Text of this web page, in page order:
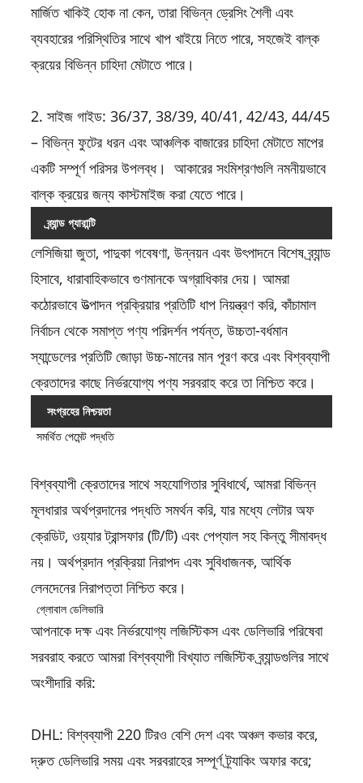
মার্জিত খাকিই হোক না কেন, তারা বিভিন্ন ড্রেসিং শৈলী এবং
ব্যবহারের পরিস্থিতির সাথে খাপ খাইয়ে নিতে পারে, সহজেই বাল্ক
ক্রয়ের বিভিন্ন চাহিদা মেটাতে পারে।
2. সাইজ গাইড: 36/37, 38/39, 40/41, 42/43, 44/45
– বিভিন্ন ফুটের ধরন এবং আঞ্চলিক বাজারের চাহিদা মেটাতে মাপের
একটি সম্পূর্ণ পরিসর উপলব্ধ। আকারের সংমিশ্রণগুলি নমনীয়ভাবে
বাল্ক ক্রয়ের জন্য কাস্টমাইজ করা যেতে পারে।
ব্র্যান্ড গ্যারান্টি
লেসিজিয়া জুতা, পাদুকা গবেষণা, উন্নয়ন এবং উৎপাদনে বিশেষ ব্র্যান্ড
হিসাবে, ধারাবাহিকভাবে গুণমানকে অগ্রাধিকার দেয়। আমরা
কঠোরভাবে উত্পাদন প্রক্রিয়ার প্রতিটি ধাপ নিয়ন্ত্রণ করি, কাঁচামাল
নির্বাচন থেকে সমাপ্ত পণ্য পরিদর্শন পর্যন্ত, উচ্চতা-বর্ধমান
স্যান্ডেলের প্রতিটি জোড়া উচ্চ-মানের মান পূরণ করে এবং বিশ্বব্যাপী
ক্রেতাদের কাছে নির্ভরযোগ্য পণ্য সরবরাহ করে তা নিশ্চিত করে।
সংগ্রহের নিশ্চয়তা
সমর্থিত পেমেন্ট পদ্ধতি
বিশ্বব্যাপী ক্রেতাদের সাথে সহযোগিতার সুবিধার্থে, আমরা বিভিন্ন
মূলধারার অর্থপ্রদানের পদ্ধতি সমর্থন করি, যার মধ্যে লেটার অফ
ক্রেডিট, ওয়্যার ট্রান্সফার (টি/টি) এবং পেপ্যাল ​​সহ কিন্তু সীমাবদ্ধ
নয়। অর্থপ্রদান প্রক্রিয়া নিরাপদ এবং সুবিধাজনক, আর্থিক
লেনদেনের নিরাপত্তা নিশ্চিত করে।
গ্লোবাল ডেলিভারি
আপনাকে দক্ষ এবং নির্ভরযোগ্য লজিস্টিকস এবং ডেলিভারি পরিষেবা
সরবরাহ করতে আমরা বিশ্বব্যাপী বিখ্যাত লজিস্টিক ব্র্যান্ডগুলির সাথে
অংশীদারি করি:
DHL: বিশ্বব্যাপী 220 টিরও বেশি দেশ এবং অঞ্চল কভার করে,
দ্রুত ডেলিভারি সময় এবং সরবরাহের সম্পূর্ণ ট্র্যাকিং অফার করে;